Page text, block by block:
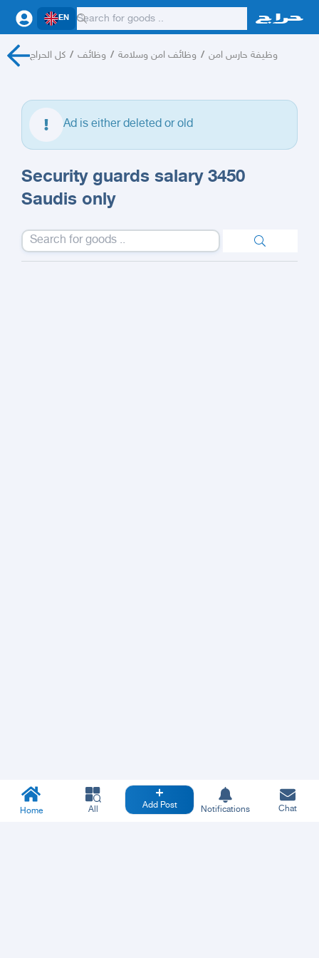
EN
كل الحراج / وظائف / وظائف امن وسلامة / وظيفة حارس امن
Ad is either deleted or old
Security guards salary 3450
Saudis only
Home All Add Post Notifications Chat